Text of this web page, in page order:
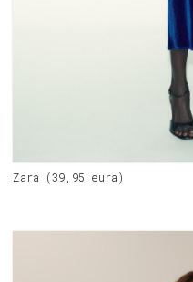
Zara (39,95 eura)